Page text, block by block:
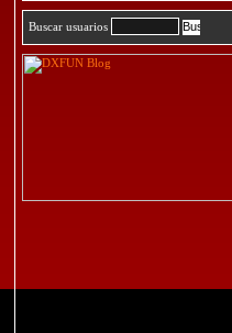
Buscar usuarios